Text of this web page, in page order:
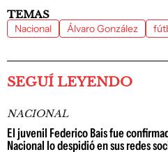
TEMAS
Nacional Álvaro González
SEGUÍ LEYENDO
NACIONAL
El juvenil Federico Bais fue
Nacional lo despidió en sus redes